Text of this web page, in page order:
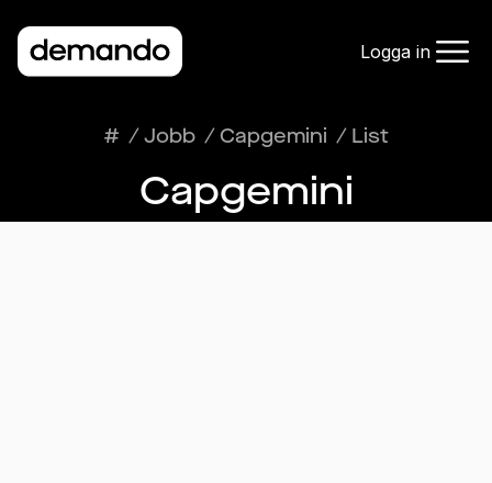
Logga in
# /Jobb /Capgemini / List
Capgemini